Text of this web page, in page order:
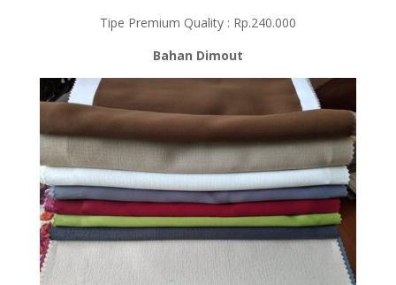
Tipe Premium Quality : Rp.240.000
Bahan Dimout